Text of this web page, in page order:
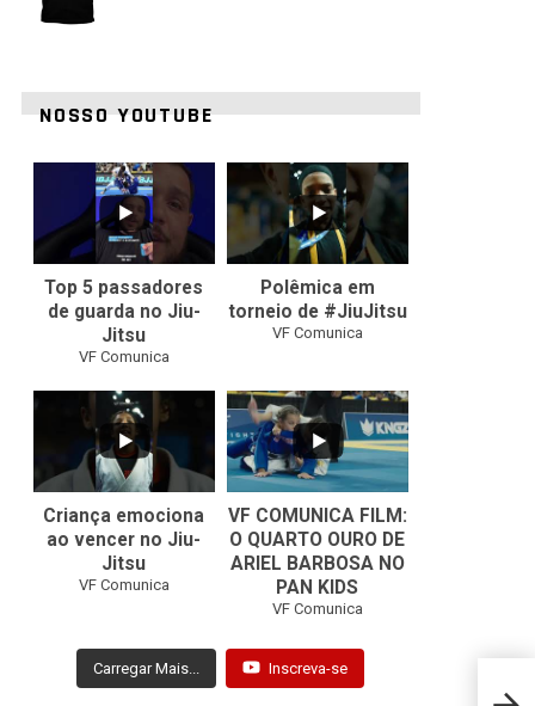
CJI
NOSSO YOUTUBE
0
Top 5 passadores
de guarda no Jiu-
Jitsu
VF Comunica
46 1
Polêmica em
torneio de #JiuJitsu
VF Comunica
0
Criança emociona
ao vencer no Jiu-
Jitsu
VF Comunica
...
0
VF COMUNICA FILM:
O QUARTO OURO DE
ARIEL BARBOSA NO
PAN KIDS
VF Comunica
Carregar Mais... Inscreva-se